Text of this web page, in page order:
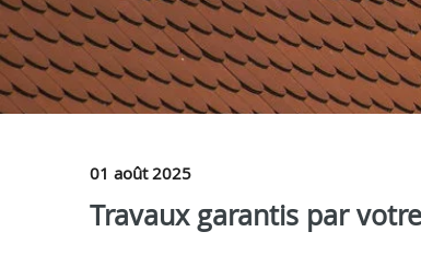
01 août 2025
Travaux garantis par